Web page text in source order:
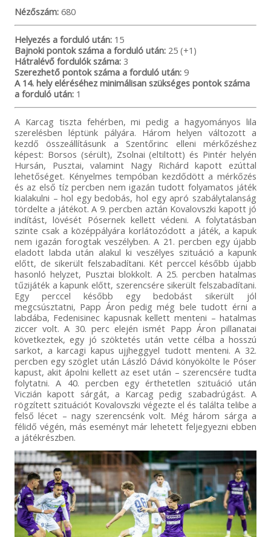
Nézőszám:680
Helyezés a forduló után:15
Bajnoki pontok száma a forduló után:25 (+1)
Hátralévő fordulók száma:3
Szerezhető pontok száma a forduló után:9
A 14. hely eléréséhez minimálisan szükséges pontok száma
a forduló után:1
A Karcag tiszta fehérben, mi pedig a hagyományos lila
szerelésben léptünk pályára. Három helyen változott a
kezdő összeállításunk a Szentőrinc elleni mérkőzéshez
képest: Borsos (sérült), Zsolnai (eltiltott) és Pintér helyén
Hursán, Pusztai, valamint Nagy Richárd kapott ezúttal
lehetőséget. Kényelmes tempóban kezdődött a mérkőzés
és az első tíz percben nem igazán tudott folyamatos játék
kialakulni – hol egy bedobás, hol egy apró szabálytalanság
tördelte a játékot. A 9. percben aztán Kovalovszki kapott jó
indítást, lövését Pósernek kellett védeni. A folytatásban
szinte csak a középpályára korlátozódott a játék, a kapuk
nem igazán forogtak veszélyben. A 21. percben egy újabb
eladott labda után alakul ki veszélyes szituáció a kapunk
előtt, de sikerült felszabadítani. Két perccel később újabb
hasonló helyzet, Pusztai blokkolt. A 25. percben hatalmas
tűzijáték a kapunk előtt, szerencsére sikerült felszabadítani.
Egy perccel később egy bedobást sikerült jól
megcsúsztatni, Papp Áron pedig még bele tudott érni a
labdába, Fedenisinec kapusnak kellett menteni – hatalmas
ziccer volt. A 30. perc elején ismét Papp Áron pillanatai
következtek, egy jó szöktetés után vette célba a hosszú
sarkot, a karcagi kapus ujjheggyel tudott menteni. A 32.
percben egy szöglet után László Dávid könyökölte le Póser
kapust, akit ápolni kellett az eset után – szerencsére tudta
folytatni. A 40. percben egy érthetetlen szituáció után
Viczián kapott sárgát, a Karcag pedig szabadrúgást. A
rögzített szituációt Kovalovszki végezte el és találta telibe a
felső lécet – nagy szerencsénk volt. Még három sárga a
félidő végén, más eseményt már lehetett feljegyezni ebben
a játékrészben.